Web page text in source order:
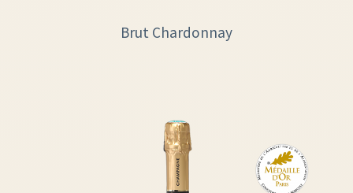
Brut Chardonnay